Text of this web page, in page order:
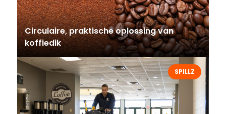
Circulaire, praktische oplossing van
koffiedik
SPILLZ